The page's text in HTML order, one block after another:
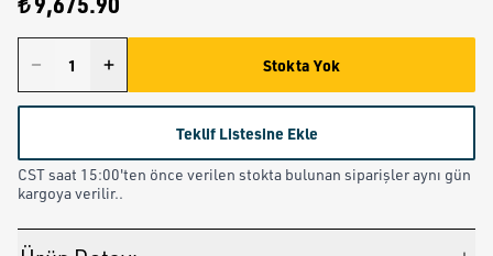
Stokta Yok
Teklif Listesine Ekle
CST saat 15:00'ten önce verilen stokta bulunan siparişler aynı gün
kargoya verilir..